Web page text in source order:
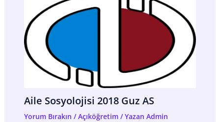
Aile Sosyolojisi 2018 Guz AS
Yorum Bırakın /Açıköğretim/ Yazan Admin